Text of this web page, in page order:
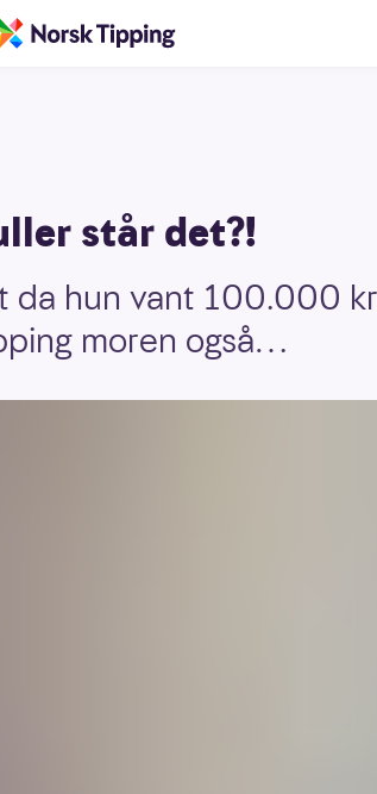
står det?!
da hun vant 100.000
moren også…